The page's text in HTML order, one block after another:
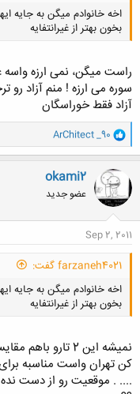
اخه خانوادم میگن به جایه
بخون بهتر از غیرانتفایه
راست میگن، نمی ارزه واسه
سوره می ارزه ! منم آزاد رو
آزاد فقط خوراسگان
و
ا
ک
ن
ش
ه
ا
ArChitect _90
okami2
عضو جدید
Sep 2, 2011
farzaneh4021 گفت:
اخه خانوادم میگن به جایه
بخون بهتر از غیرانتفایه
نمیشه این 2
کن تهران واست مناسبه
.... . موقعیت رو از دست